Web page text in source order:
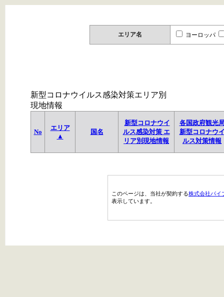
エリア名 ヨーロッパ
新型コロナウイルス感染対策エリア別
現地情報
No
エリア
▲
国名
新型コロナウイ
ルス感染対策 エ
リア別現地情報
各国政府観光
新型コロナウ
ルス対策情報
このページは、当社が契約する株式会社パイ
表示しています。